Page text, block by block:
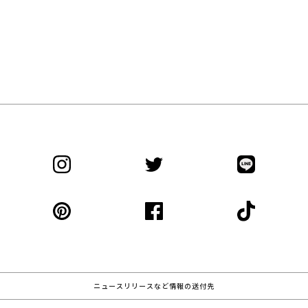
ニュースリリースなど情報の送付先